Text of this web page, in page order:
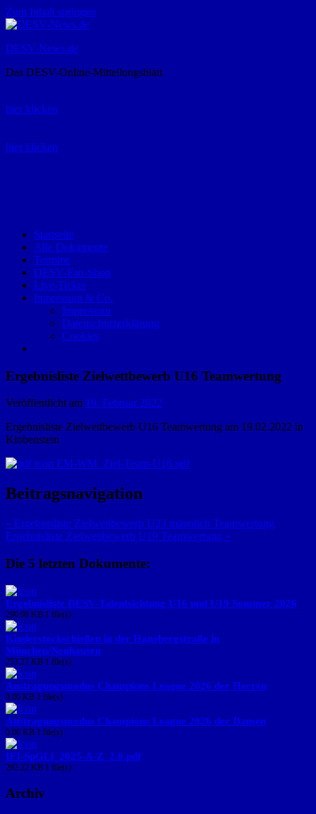
Zum Inhalt springen
DESV-News.de
Das DESV-Online-Mitteilungsblatt
hier klicken
hier klicken
Startseite
Alle Dokumente
Termine
DESV-Fan-Shop
Live-Ticker
Impressum & Co.
Impressum
Datenschutzerklärung
Cookies
Ergebnisliste Zielwettbewerb U16 Teamwertung
Veröffentlicht am 19. Februar 2022
Ergebnisliste Zielwettbewerb U16 Teamwertung am 19.02.2022 in
Klobenstein
EM-WM_Ziel-Team-U16.pdf
Beitragsnavigation
« Ergebnisliste Zielwettbewerb U23 männlich Teamwertung
Ergebnisliste Zielwettbewerb U19 Teamwertung »
Die 5 letzten Dokumente:
Ergebnisliste DESV-Talentsichtung U16 und U19 Sommer 2026
290.98 KB 1 file(s)
Kinderstockschießen in der Hanebergstraße in
München/Neuhausen
253.27 KB 1 file(s)
Austragungsmodus Champions League 2026 der Herren
0.00 KB 1 file(s)
Austragungsmodus Champions League 2026 der Damen
0.00 KB 1 file(s)
IFI-SpGLi_2025-A-Z_2.0.pdf
292.22 KB 1 file(s)
Archiv